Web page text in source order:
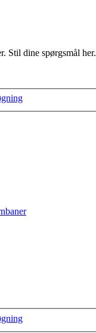
Stil dine spørgsmål her.